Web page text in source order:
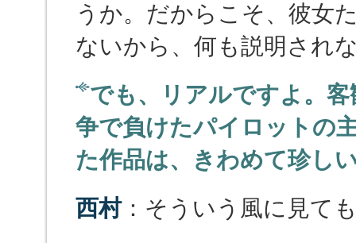
うか。だからこそ、彼女
ないから、何も説明され
でも、リアルですよ。
争で負けたパイロットの
た作品は、きわめて珍し
西村：そういう風に見て